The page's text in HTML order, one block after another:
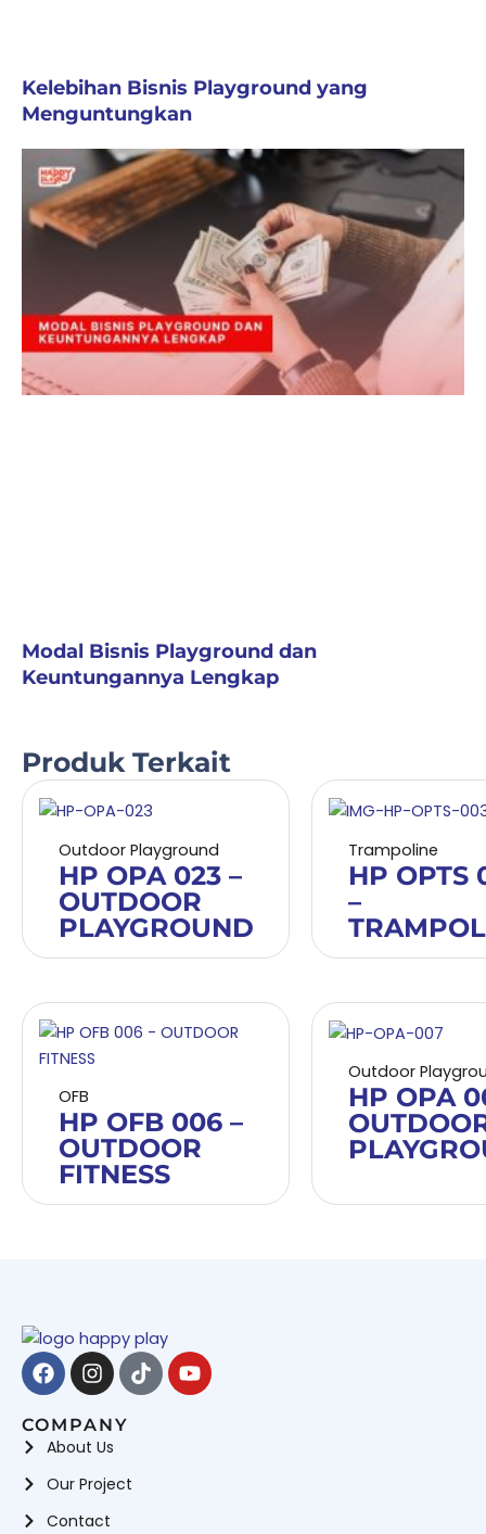
Kelebihan Bisnis Playground yang
Menguntungkan
Modal Bisnis Playground dan
Keuntungannya Lengkap
Produk Terkait
Outdoor Playground
HP OPA 023 –
OUTDOOR
PLAYGROUND
Trampoline
HP OPTS
–
OFB
HP OFB 006 –
OUTDOOR
FITNESS
Outdoor
HP OPA
Facebook
Instagram
TiktokYoutube
COMPANY
About Us
Our Project
Contact